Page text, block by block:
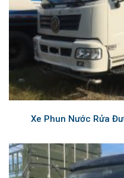
Xe Phun Nước Rửa